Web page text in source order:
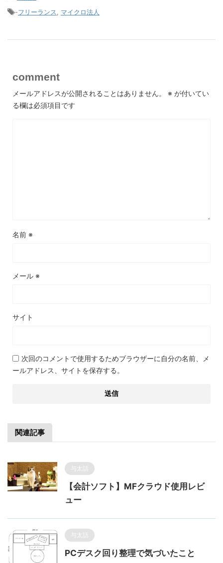
-フリーランス マイクロ法人
comment
メールアドレスが公開されることはありません。 ※ が付いてい
る欄は必須項目です
名前 ※
メール ※
サイト
次回のコメントで使用するためブラウザーに自分の名前、メ
ールアドレス、サイトを保存する。
関連記事
与太話
【会計ソフト】MFクラウド使用レビ
ュー
与太話
PCデスク回り整理で気づいたこと